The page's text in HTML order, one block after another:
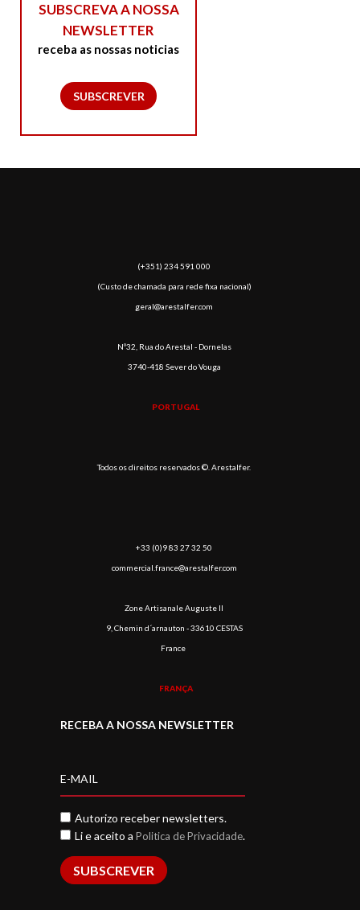
SUBSCREVA A NOSSA
NEWSLETTER
receba as nossas noticias
SUBSCREVER
(​+351) 234 591 000
(Custo de chamada para rede fixa nacional)
geral@arestalfer.com
Nº32, Rua do Arestal - Dornelas
3740-418 Sever do Vouga
PORTUGAL
Todos os direitos reservados ©. Arestalfer.
+33 (0)9 83 27 32 50
commercial.france@arestalfer.com
Zone Artisanale Auguste II
9, Chemin d´arnauton - 33610 CESTAS
France
FRANÇA
RECEBA A NOSSA NEWSLETTER
Autorizo receber newsletters.
Li e aceito a Politica de Privacidade.
SUBSCREVER